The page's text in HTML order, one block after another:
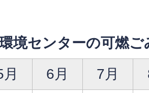
境センターの可燃ご
6月 7月